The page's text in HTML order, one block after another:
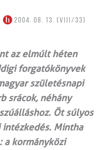
2004. 08. 13. (VIII/33)
az elmúlt héten
forgatókönyvek
születésnapi
srácok, néhány
Öt súlyos
Mintha
a kormányközi